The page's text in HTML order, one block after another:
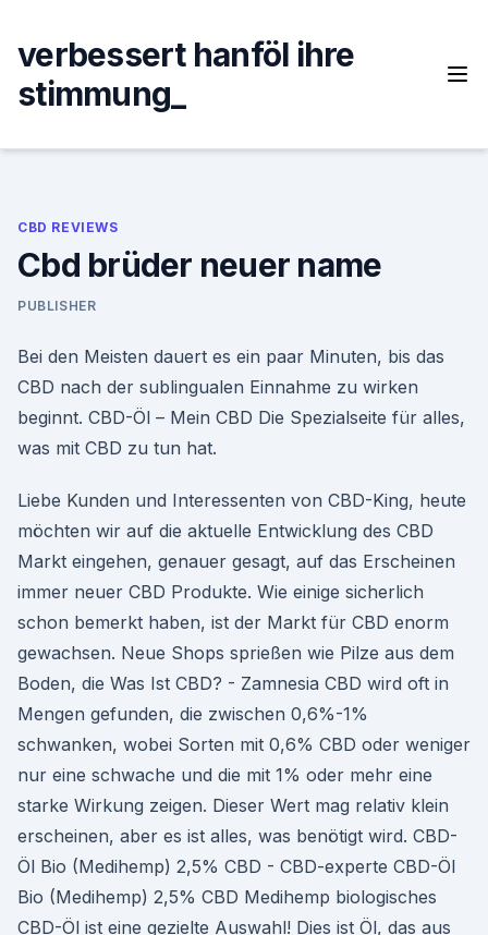
content
verbessert hanföl ihre
stimmung_
CBD REVIEWS
Cbd brüder neuer name
PUBLISHER
Bei den Meisten dauert es ein paar Minuten, bis das
CBD nach der sublingualen Einnahme zu wirken
beginnt. CBD-Öl – Mein CBD Die Spezialseite für alles,
was mit CBD zu tun hat.
Liebe Kunden und Interessenten von CBD-King, heute
möchten wir auf die aktuelle Entwicklung des CBD
Markt eingehen, genauer gesagt, auf das Erscheinen
immer neuer CBD Produkte. Wie einige sicherlich
schon bemerkt haben, ist der Markt für CBD enorm
gewachsen. Neue Shops sprießen wie Pilze aus dem
Boden, die Was Ist CBD? - Zamnesia CBD wird oft in
Mengen gefunden, die zwischen 0,6%-1%
schwanken, wobei Sorten mit 0,6% CBD oder weniger
nur eine schwache und die mit 1% oder mehr eine
starke Wirkung zeigen. Dieser Wert mag relativ klein
erscheinen, aber es ist alles, was benötigt wird. CBD-
Öl Bio (Medihemp) 2,5% CBD - CBD-experte CBD-Öl
Bio (Medihemp) 2,5% CBD Medihemp biologisches
CBD-Öl ist eine gezielte Auswahl! Dies ist Öl, das aus